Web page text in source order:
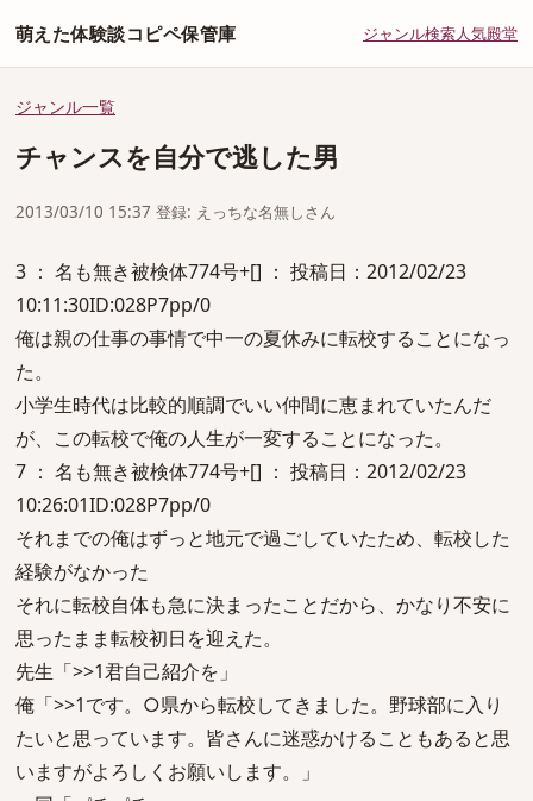
萌えた体験談コピペ保管庫 ジャンル検索人気殿堂
ジャンル一覧
チャンスを自分で逃した男
2013/03/10 15:37 登録: えっちな名無しさん
3 ： 名も無き被検体774号+[] ： 投稿日：2012/02/23
10:11:30ID:028P7pp/0
俺は親の仕事の事情で中一の夏休みに転校することになっ
た。
小学生時代は比較的順調でいい仲間に恵まれていたんだ
が、この転校で俺の人生が一変することになった。
7 ： 名も無き被検体774号+[] ： 投稿日：2012/02/23
10:26:01ID:028P7pp/0
それまでの俺はずっと地元で過ごしていたため、転校した
経験がなかった
それに転校自体も急に決まったことだから、かなり不安に
思ったまま転校初日を迎えた。
先生「>>1君自己紹介を」
俺「>>1です。○県から転校してきました。野球部に入り
たいと思っています。皆さんに迷惑かけることもあると思
いますがよろしくお願いします。」